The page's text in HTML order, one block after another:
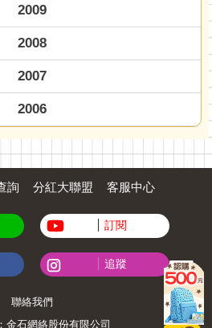
2009
2008
2007
2006
詢 分紅大聯盟 客服中心
訂閱
追蹤
聯絡我們
金石網絡股份有限公司